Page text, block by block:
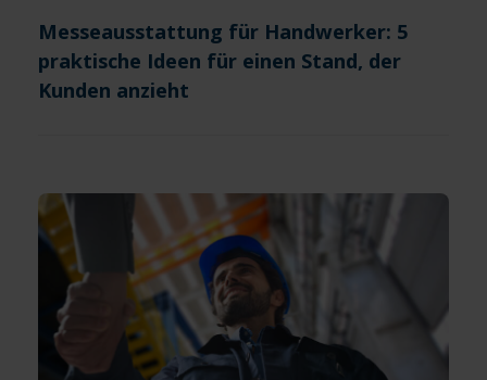
Messeausstattung für Handwerker: 5
praktische Ideen für einen Stand, der
Kunden anzieht